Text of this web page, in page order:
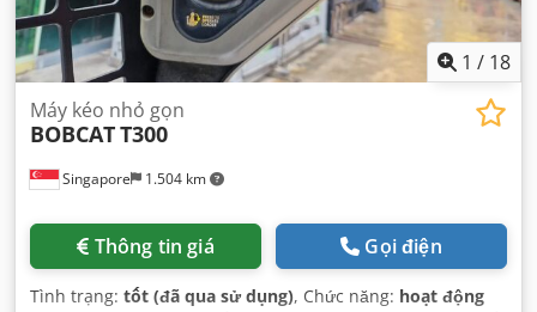
1 / 18
Singapore 1.504 km
Máy kéo nhỏ gọn
BOBCATT300
Thông tin giá Gọi điện
Tình trạng: tốt (đã qua sử dụng), Chức năng: hoạt động